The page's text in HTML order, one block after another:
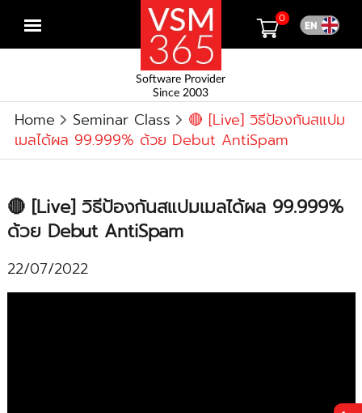
Open
Software Provider
Since 2003
0
Home Seminar Class
🔴 [Live] วิธีป้องกันสแปม
เมลได้ผล 99.999% ด้วย Debut AntiSpam
🔴 [Live] วิธีป้องกันสแปมเมลได้ผล 99.999%
ด้วย Debut AntiSpam
22/07/2022